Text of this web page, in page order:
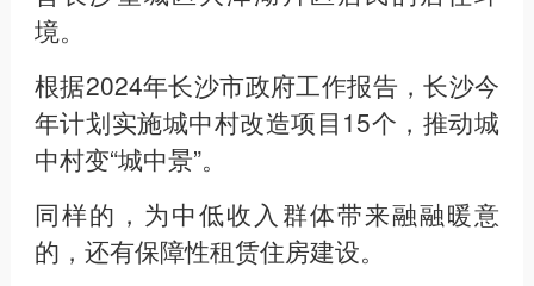
境。
根据2024年长沙市政府工作报告，长沙今
年计划实施城中村改造项目15个，推动城
中村变“城中景”。
同样的，为中低收入群体带来融融暖意
的，还有保障性租赁住房建设。